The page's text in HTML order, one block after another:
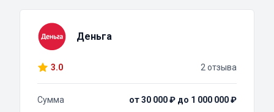
Деньга
3.0 2 отзыва
Сумма
от 30 000 ₽ до 1 000 000 ₽